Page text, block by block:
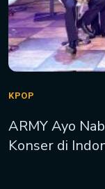
KPOP
ARMY Ayo
Konser di